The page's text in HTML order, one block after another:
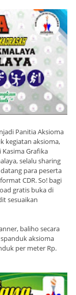
Panitia Aksioma
kegiatan aksioma,
Grafika
selalu sharing
para peserta
CDR. So! bagi
gratis buka di
sesuaikan
baliho secara
aksioma
per meter Rp.